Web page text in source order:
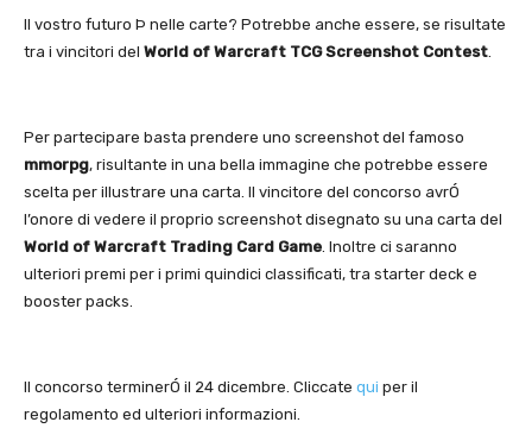
Il vostro futuro Þ nelle carte? Potrebbe anche essere, se risultate
tra i vincitori del World of Warcraft TCG Screenshot Contest.
Per partecipare basta prendere uno screenshot del famoso
mmorpg, risultante in una bella immagine che potrebbe essere
scelta per illustrare una carta. Il vincitore del concorso avrÓ
l’onore di vedere il proprio screenshot disegnato su una carta del
World of Warcraft Trading Card Game. Inoltre ci saranno
ulteriori premi per i primi quindici classificati, tra starter deck e
booster packs.
Il concorso terminerÓ il 24 dicembre. Cliccate qui per il
regolamento ed ulteriori informazioni.